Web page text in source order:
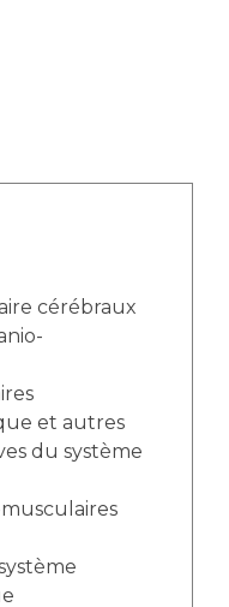
cérébraux
du système